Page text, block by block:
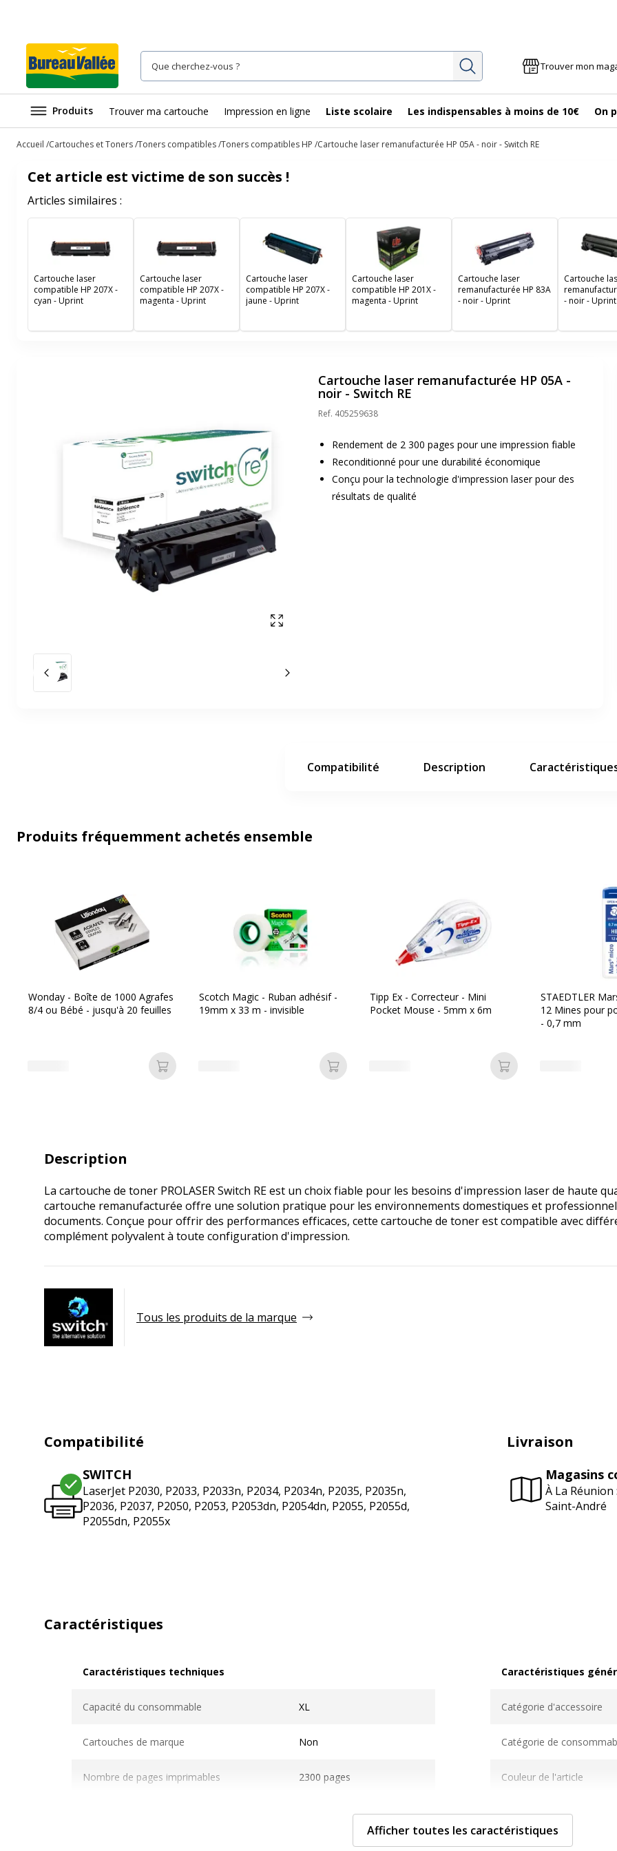
Rechercher Trouver mon
Produits Trouver ma cartouche Impression en ligne Liste scolaire Les indispensables à moins de 10€ On
Accueil Cartouches et Toners Toners compatibles Toners compatibles HP Cartouche laser remanufacturée HP 05A - noir - Switch RE
Cet article est victime de son succès !
Articles similaires :
Cartouche laser
compatible HP 207X -
cyan - Uprint
Cartouche laser
compatible HP 207X -
magenta - Uprint
Cartouche laser
compatible HP 207X -
jaune - Uprint
Cartouche laser
compatible HP 201X -
magenta - Uprint
Cartouche laser
remanufacturée HP 83A
- noir - Uprint
Cartouche
- noir - Uprint
Afficher en plein écran
Slide précédent Slide suivant
Cartouche laser remanufacturée HP 05A -
noir - Switch RE
Ref. 405259638
Rendement de 2 300 pages pour une impression fiable
Reconditionné pour une durabilité économique
Conçu pour la technologie d'impression laser pour des
résultats de qualité
Compatibilité Description
Produits fréquemment achetés ensemble
Wonday - Boîte de 1000 Agrafes
8/4 ou Bébé - jusqu'à 20 feuilles
Ajouter au panier
Scotch Magic - Ruban adhésif -
19mm x 33 m - invisible
Ajouter au panier
Tipp Ex - Correcteur - Mini
Pocket Mouse - 5mm x 6m
Ajouter au panier
STAEDTLER
12 Mines pour
- 0,7 mm
Description
La cartouche de toner PROLASER Switch RE est un choix fiable pour les besoins d'impression laser de haute
cartouche remanufacturée offre une solution pratique pour les environnements domestiques et
documents. Conçue pour offrir des performances efficaces, cette cartouche de toner est compatible avec
complément polyvalent à toute configuration d'impression.
Tous les produits de la marque
Compatibilité
SWITCH
LaserJet P2030, P2033, P2033n, P2034, P2034n, P2035, P2035n,
P2036, P2037, P2050, P2053, P2053dn, P2054dn, P2055, P2055d,
P2055dn, P2055x
Livraison
Magasins
À La
Saint-André
Caractéristiques
Caractéristiques techniques
Capacité du consommable XL
Cartouches de marque Non
Nombre de pages imprimables 2300 pages
Caractéristiques
Catégorie d'accessoire
Catégorie de
Couleur de l'article
Quantité incluse
Type de cartouche
Afficher toutes les caractéristiques